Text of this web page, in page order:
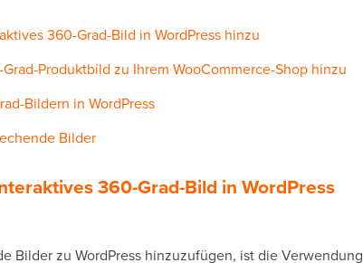
360-Grad-Bild in WordPress hinzu
Produktbild zu Ihrem WooCommerce-Shop hinzu
Bildern in WordPress
Bilder
360-Grad-Bild in WordPress
Bilder zu WordPress hinzuzufügen, ist die Verwendung